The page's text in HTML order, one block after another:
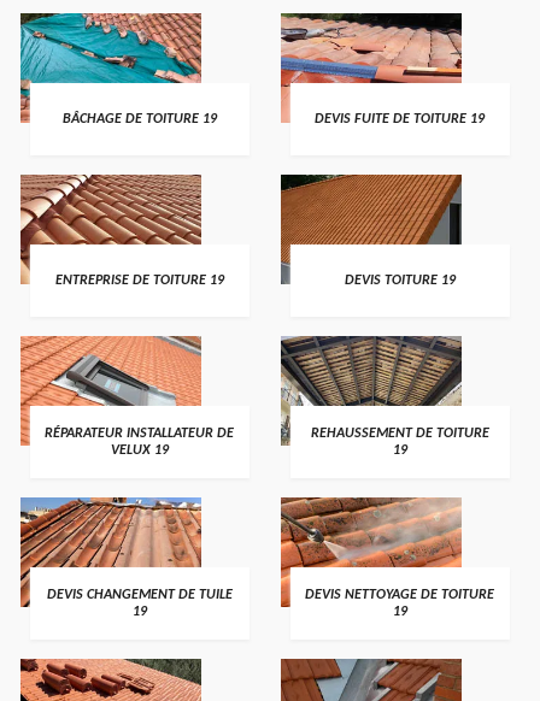
BÂCHAGE DE TOITURE 19 DEVIS FUITE DE TOITURE 19
ENTREPRISE DE TOITURE 19 DEVIS TOITURE 19
RÉPARATEUR INSTALLATEUR DE
VELUX 19
REHAUSSEMENT DE TOITURE
19
DEVIS CHANGEMENT DE TUILE
19
DEVIS NETTOYAGE DE TOITURE
19